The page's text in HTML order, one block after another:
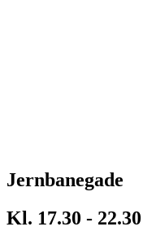
Jernbanegade
Kl. 17.30 - 22.30